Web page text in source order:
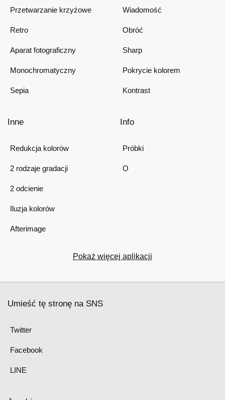
Przetwarzanie krzyżowe
Retro
Aparat fotograficzny
Monochromatyczny
Sepia
Wiadomość
Obróć
Sharp
Pokrycie kolorem
Kontrast
Inne
Redukcja kolorów
2 rodzaje gradacji
2 odcienie
Iluzja kolorów
Afterimage
Info
Próbki
O
Pokaż więcej aplikacji
Umieść tę stronę na SNS
Twitter
Facebook
LINE